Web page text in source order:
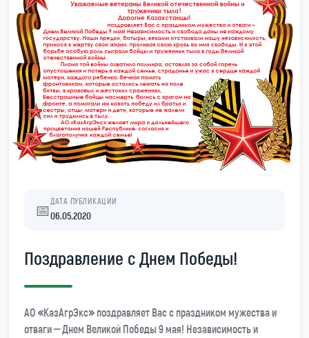
📅 ДАТА ПУБЛИКАЦИИ
06.05.2020
Поздравление с Днем Победы!
АО «КазАгрЭкс» поздравляет Вас с праздником мужества и
отваги – Днем Великой Победы 9 мая! Независимость и